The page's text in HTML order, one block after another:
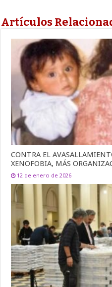
Artículos
CONTRA EL
XENOFOBIA, MÁS
12 de enero de 2026